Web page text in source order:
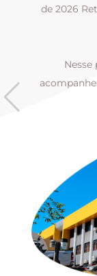
de 2026